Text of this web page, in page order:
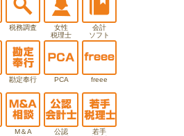
税務調査
女性
税理士
会計
ソフト
勘定奉行 PCA freee
M＆A
公認
若手